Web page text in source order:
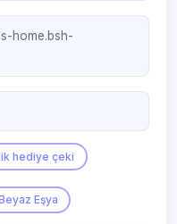
home.bsh-
hediye çeki
Eşya